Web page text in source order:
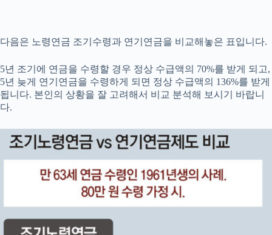
다음은 노령연금 조기수령과 연기연금을 비교해놓은 표입니다.
5년 조기에 연금을 수령할 경우 정상 수급액의 70%를 받게 되고,
5년 늦게 연기연금을 수령하게 되면 정상 수급액의 136%를 받게
됩니다. 본인의 상황을 잘 고려해서 비교 분석해 보시기 바랍니
다.